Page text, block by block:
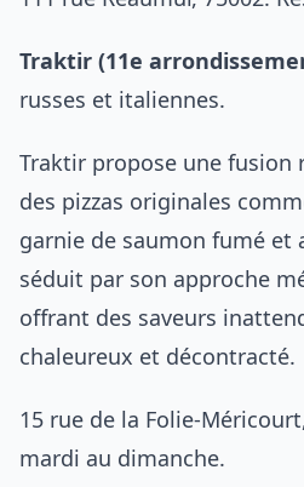
Traktir (11e
russes et italiennes.
Traktir propose une fusion
des pizzas originales
garnie de saumon fumé et
séduit par son approche
offrant des saveurs
chaleureux et décontracté.
15 rue de la Folie-
mardi au dimanche.